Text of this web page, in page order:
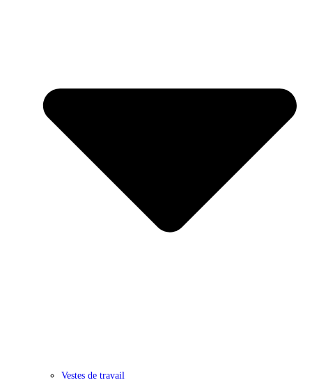
Vestes de travail